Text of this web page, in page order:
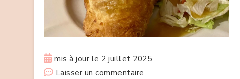
mis à jour le 2 juillet 2025
Laisser un commentaire